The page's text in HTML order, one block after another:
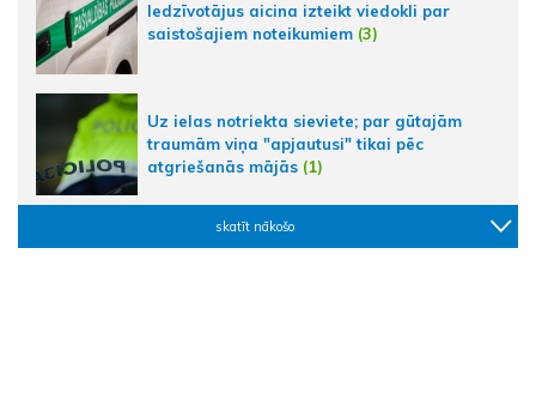
Iedzīvotājus aicina izteikt viedokli par
saistošajiem noteikumiem (3)
Uz ielas notriekta sieviete; par gūtajām
traumām viņa "apjautusi" tikai pēc
atgriešanās mājās (1)
skatīt nākošo